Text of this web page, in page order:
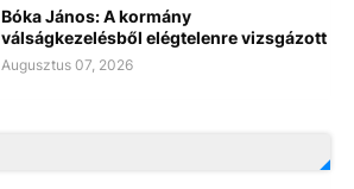
Bóka János: A kormány
válságkezelésből elégtelenre vizsgázott
Augusztus 07, 2026